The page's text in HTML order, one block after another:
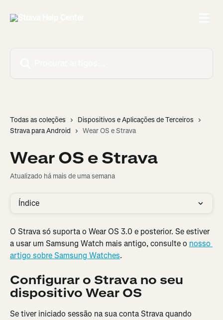
Todas as coleções
Dispositivos e Aplicações de Terceiros
Strava para Android
Wear OS e Strava
Wear OS e Strava
Atualizado há mais de uma semana
Índice
O Strava só suporta o Wear OS 3.0 e posterior. Se estiver
a usar um Samsung Watch mais antigo, consulte o nosso
artigo sobre Samsung Watches.
Configurar o Strava no seu
dispositivo Wear OS
Se tiver iniciado sessão na sua conta Strava quando